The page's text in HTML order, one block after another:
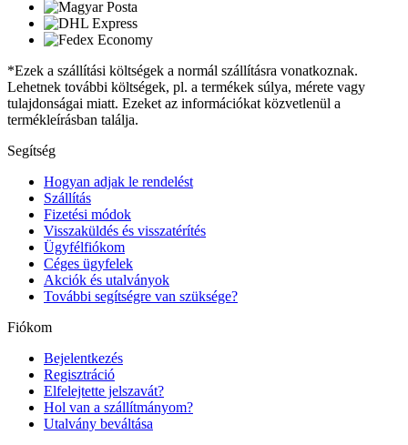
*Ezek a szállítási költségek a normál szállításra vonatkoznak.
Lehetnek további költségek, pl. a termékek súlya, mérete vagy
tulajdonságai miatt. Ezeket az információkat közvetlenül a
termékleírásban találja.
Segítség
Hogyan adjak le rendelést
Szállítás
Fizetési módok
Visszaküldés és visszatérítés
Ügyfélfiókom
Céges ügyfelek
Akciók és utalványok
További segítségre van szüksége?
Fiókom
Bejelentkezés
Regisztráció
Elfelejtette jelszavát?
Hol van a szállítmányom?
Utalvány beváltása